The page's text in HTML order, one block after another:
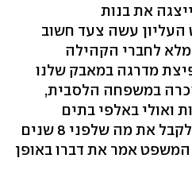
את בנות
עשה צעד חשוב
מלא לחברי הקהילה
מדרגה במאבק שלנו
במשפחה הלסבית,
באלפי בתים
בישראל. הבשילה השעה לקבל את מה שלפני 8 שנים
אמר את דברו באופן